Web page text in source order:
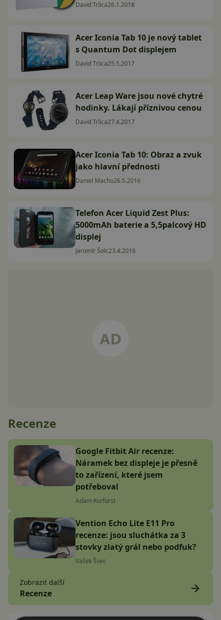
David Trlica26.1.2018
Acer Iconia Tab 10 je nový tablet
s Quantum Dot displejem
David Trlica25.5.2017
Acer Leap Ware jsou nové chytré
hodinky. Lákají příznivou cenou
David Trlica27.4.2017
Acer Iconia Tab 10: Obraz a zvuk
jako hlavní přednosti
Daniel Macho26.5.2016
Telefon Acer Liquid Zest Plus:
5000mAh baterie a 5,5palcový HD
displej
Jaromír Šolc23.4.2016
Recenze
Google Fitbit Air recenze:
Náramek bez displeje je přesně
to zařízení, které jsem
potřeboval
Adam Kurfürst
Vention Echo Lite E11 Pro
recenze: jsou sluchátka za 3
stovky zlatý grál nebo podfuk?
Vašek Švec
Zobrazit další
Recenze